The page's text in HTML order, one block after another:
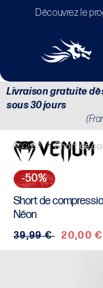
passer
Découvrez le
Livraison gratuite
sous 30 jours
Accueil / Short de
-50%
Short de
Néon
Prix
habituel
39,99 € Prix
soldé
20,00 €